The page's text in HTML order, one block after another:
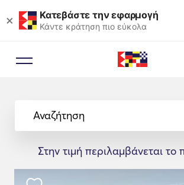
× Κατεβάστε την εφαρμογή
Κάντε κράτηση πιο εύκολα
Αναζήτηση
Στην τιμή περιλαμβάνεται
Ένας εξειδικευμένος σύμβουλος
θα σας προτείνει τα ιδανικά
σκάφη για το ταξίδι σας.